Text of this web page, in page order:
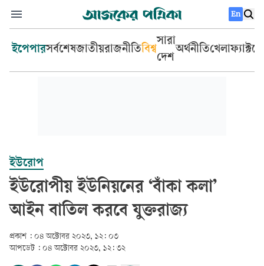
En
ইপেপারসর্বশেষজাতীয়রাজনীতিবিশ্ব
সারা
দেশ
অর্থনীতিখেলা
ইউরোপ
ইউরোপীয় ইউনিয়নের ‘বাঁকা কলা’
আইন বাতিল করবে যুক্তরাজ্য
প্রকাশ : ০৪ অক্টোবর ২০২৩, ১২: ০৩
আপডেট : ০৪ অক্টোবর ২০২৩, ১২: ৩২